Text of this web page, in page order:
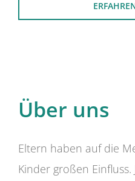
Über uns
Eltern haben auf die
Kinder großen